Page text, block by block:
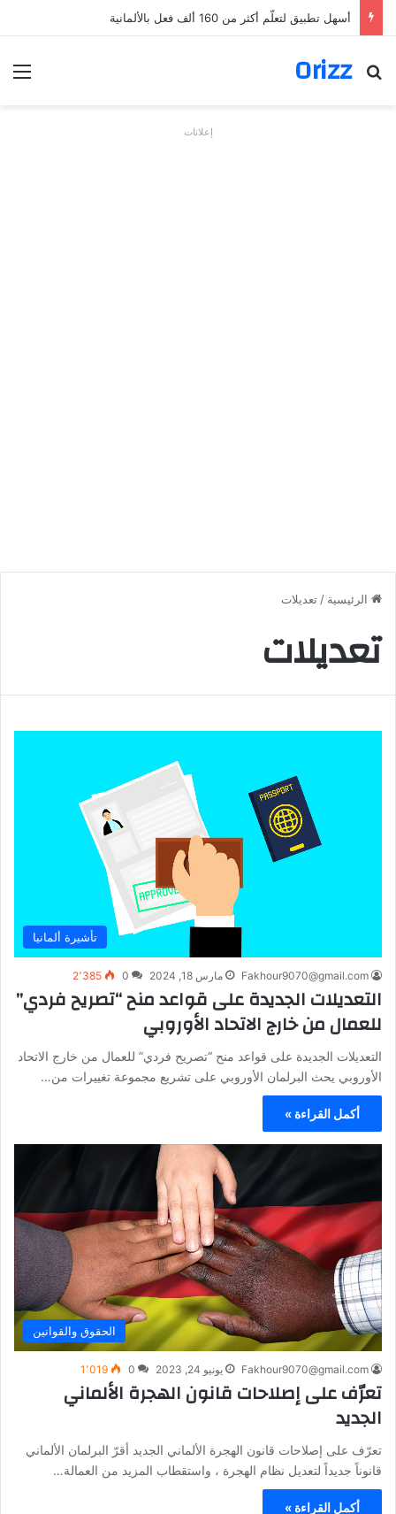
أسهل تطبيق لتعلّم أكثر من 160 ألف فعل بالألمانية
Orizz
بحث عن
إعلانات
الرئيسية / تعديلات
تعديلات
تأشيرة ألمانيا
Fakhour9070@gmail.com مارس 18, 2024 0 2٬385
التعديلات الجديدة على قواعد منح “تصريح فردي”
للعمال من خارج الاتحاد الأوروبي
التعديلات الجديدة على قواعد منح “تصريح فردي” للعمال من خارج الاتحاد
الأوروبي يحث البرلمان الأوروبي على تشريع مجموعة تغييرات من…
أكمل القراءة »
الحقوق والقوانين
Fakhour9070@gmail.com يونيو 24, 2023 0 1٬019
تعرّف على إصلاحات قانون الهجرة الألماني
الجديد
تعرّف على إصلاحات قانون الهجرة الألماني الجديد أقرّ البرلمان الألماني
قانوناً جديداً لتعديل نظام الهجرة ، واستقطاب المزيد من العمالة…
أكمل القراءة »